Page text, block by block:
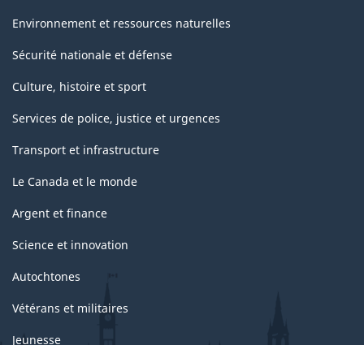
Environnement et ressources naturelles
Sécurité nationale et défense
Culture, histoire et sport
Services de police, justice et urgences
Transport et infrastructure
Le Canada et le monde
Argent et finance
Science et innovation
Autochtones
Vétérans et militaires
Jeunesse